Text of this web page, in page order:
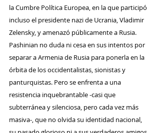
la Cumbre Política Europea, en la que participó
incluso el presidente nazi de Ucrania, Vladimir
Zelensky, y amenazó públicamente a Rusia.
Pashinian no duda ni cesa en sus intentos por
separar a Armenia de Rusia para ponerla en la
órbita de los occidentalistas, sionistas y
panturquistas. Pero se enfrenta a una
resistencia inquebrantable -casi que
subterránea y silenciosa, pero cada vez más
masiva-, que no olvida su identidad nacional,